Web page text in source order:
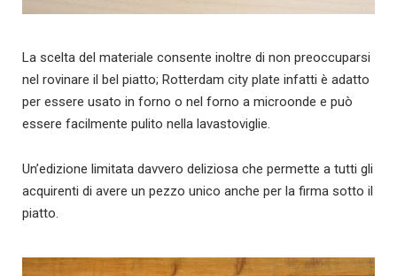
La scelta del materiale consente inoltre di non preoccuparsi
nel rovinare il bel piatto; Rotterdam city plate infatti è adatto
per essere usato in forno o nel forno a microonde e può
essere facilmente pulito nella lavastoviglie.
Un’edizione limitata davvero deliziosa che permette a tutti gli
acquirenti di avere un pezzo unico anche per la firma sotto il
piatto.